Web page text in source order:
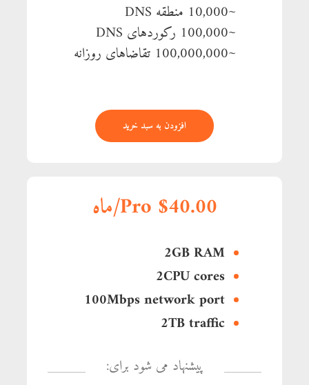
~10,000 منطقه DNS
~100,000 رکوردهای DNS
~100,000,000 تقاضاهای روزانه
افزودن به سبد خرید
Pro $40.00/ماه
2GB RAM
2CPU cores
100Mbps network port
2TB traffic
پیشنهاد می شود برای: